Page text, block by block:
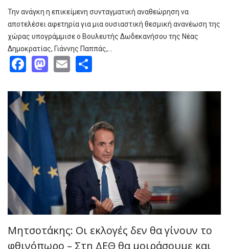
Την ανάγκη η επικείμενη συνταγματική αναθεώρηση να
αποτελέσει αφετηρία για μια ουσιαστική θεσμική ανανέωση της
χώρας υπογράμμισε ο Βουλευτής Δωδεκανήσου της Νέας
Δημοκρατίας, Γιάννης Παππάς,…
Facebook
Mastodon
Email
Μητσοτάκης: Οι εκλογές δεν θα γίνουν το
φθινόπωρο – Στη ΔΕΘ θα μοιράσουμε και